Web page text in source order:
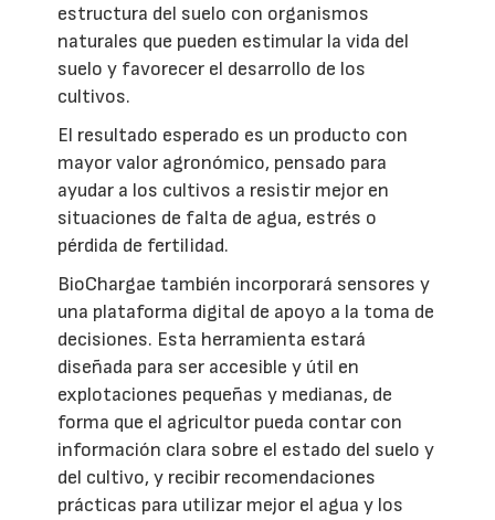
estructura del suelo con organismos
naturales que pueden estimular la vida del
suelo y favorecer el desarrollo de los
cultivos.
El resultado esperado es un producto con
mayor valor agronómico, pensado para
ayudar a los cultivos a resistir mejor en
situaciones de falta de agua, estrés o
pérdida de fertilidad.
BioChargae también incorporará sensores y
una plataforma digital de apoyo a la toma de
decisiones. Esta herramienta estará
diseñada para ser accesible y útil en
explotaciones pequeñas y medianas, de
forma que el agricultor pueda contar con
información clara sobre el estado del suelo y
del cultivo, y recibir recomendaciones
prácticas para utilizar mejor el agua y los